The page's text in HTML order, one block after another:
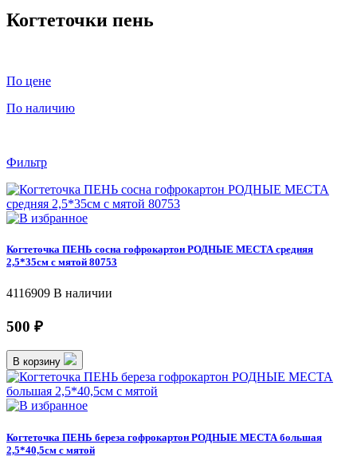
Когтеточки пень
По цене
По наличию
Фильтр
Когтеточка ПЕНЬ сосна гофрокартон РОДНЫЕ МЕСТА средняя
2,5*35см с мятой 80753
4116909 В наличии
500 ₽
В корзину
Когтеточка ПЕНЬ береза гофрокартон РОДНЫЕ МЕСТА большая
2,5*40,5см с мятой